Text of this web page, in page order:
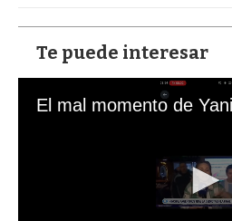
Te puede interesar